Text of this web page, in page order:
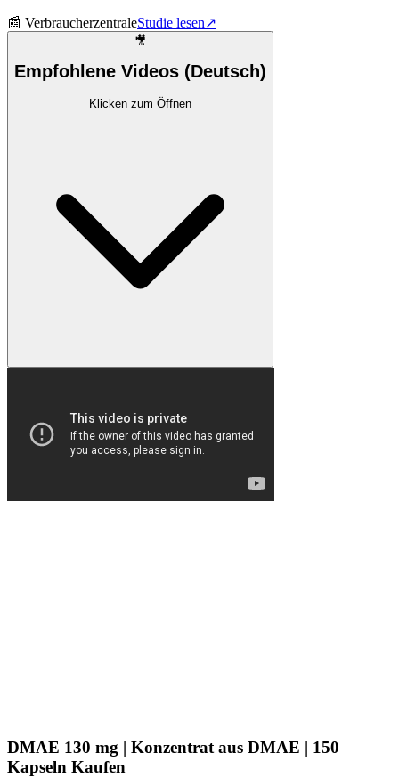
📰 VerbraucherzentraleStudie lesen↗
🎥
Empfohlene Videos (Deutsch)
Klicken zum Öffnen
DMAE 130 mg | Konzentrat aus DMAE | 150
Kapseln Kaufen